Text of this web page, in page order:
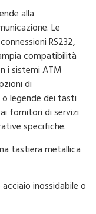
alla
Le
RS232,
compatibilità
i sistemi ATM
di
legende dei tasti
fornitori di servizi
specifiche.
tastiera metallica
inossidabile o